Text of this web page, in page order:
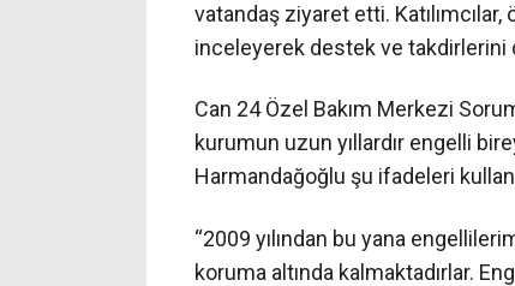
vatandaş ziyaret etti.
inceleyerek destek ve takdirlerini
Can 24 Özel Bakım Merkezi
kurumun uzun yıllardır engelli
Harmandağoğlu şu ifadeleri
“2009 yılından bu yana
koruma altında kalmaktadırlar.